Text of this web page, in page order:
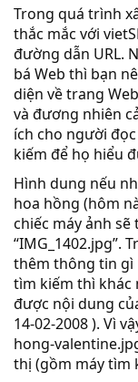
Trong quá trình
thắc mắc với
đường dẫn URL.
bá Web thì bạn
diện về trang
và đương nhiên
ích cho người
kiếm để họ hiểu
Hình dung nếu
hoa hồng (hôm
chiếc máy ảnh
“IMG_1402.jpg”.
thêm thông tin gì
tìm kiếm thì
được nội dung
14-02-2008 ). Vì
hong-
thị (gồm máy tìm